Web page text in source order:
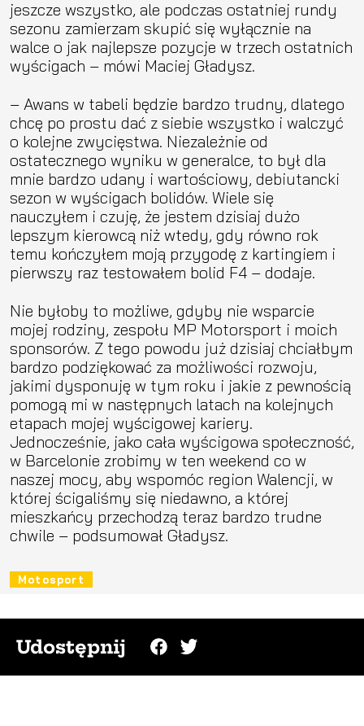
jeszcze wszystko, ale podczas ostatniej rundy
sezonu zamierzam skupić się wyłącznie na
walce o jak najlepsze pozycje w trzech ostatnich
wyścigach – mówi Maciej Gładysz.
– Awans w tabeli będzie bardzo trudny, dlatego
chcę po prostu dać z siebie wszystko i walczyć
o kolejne zwycięstwa. Niezależnie od
ostatecznego wyniku w generalce, to był dla
mnie bardzo udany i wartościowy, debiutancki
sezon w wyścigach bolidów. Wiele się
nauczyłem i czuję, że jestem dzisiaj dużo
lepszym kierowcą niż wtedy, gdy równo rok
temu kończyłem moją przygodę z kartingiem i
pierwszy raz testowałem bolid F4 – dodaje.
Nie byłoby to możliwe, gdyby nie wsparcie
mojej rodziny, zespołu MP Motorsport i moich
sponsorów. Z tego powodu już dzisiaj chciałbym
bardzo podziękować za możliwości rozwoju,
jakimi dysponuję w tym roku i jakie z pewnością
pomogą mi w następnych latach na kolejnych
etapach mojej wyścigowej kariery.
Jednocześnie, jako cała wyścigowa społeczność,
w Barcelonie zrobimy w ten weekend co w
naszej mocy, aby wspomóc region Walencji, w
której ścigaliśmy się niedawno, a której
mieszkańcy przechodzą teraz bardzo trudne
chwile – podsumował Gładysz.
Motosport
Udostępnij